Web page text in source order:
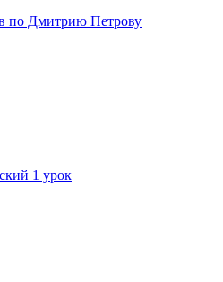
по Дмитрию Петрову
1 урок